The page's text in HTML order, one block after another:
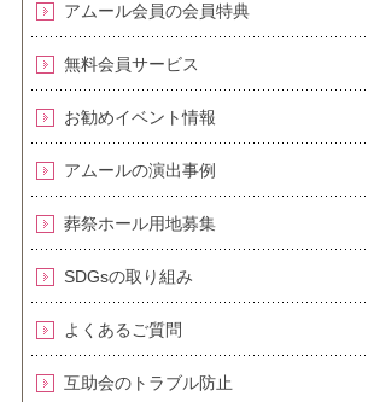
アムール会員の会員特典
無料会員サービス
お勧めイベント情報
アムールの演出事例
葬祭ホール用地募集
SDGsの取り組み
よくあるご質問
互助会のトラブル防止